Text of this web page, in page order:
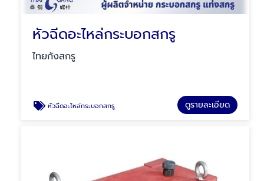
หัวฉีดอะไหล่กระบอกสกรู
ไทยกังสกรู
หัวฉีดอะไหล่กระบอกสกรู ดูรายละเอียด